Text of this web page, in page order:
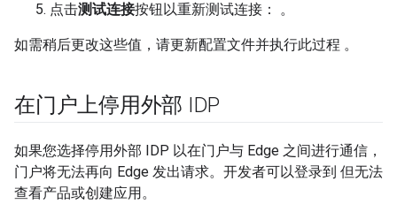
点击测试连接按钮以重新测试连接： 。
如需稍后更改这些值，请更新配置文件并执行此过程 。
在门户上停用外部 IDP
如果您选择停用外部 IDP 以在门户与 Edge 之间进行通信，
门户将无法再向 Edge 发出请求。开发者可以登录到 但无法
查看产品或创建应用。